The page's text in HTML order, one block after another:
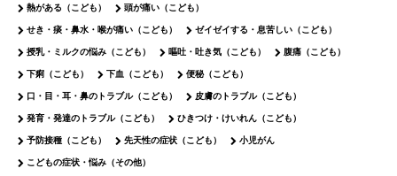
熱がある（こども） 頭が痛い（こども）
せき・痰・鼻水・喉が痛い（こども） ゼイゼイする・息苦しい（こども）
授乳・ミルクの悩み（こども） 嘔吐・吐き気（こども） 腹痛（こども）
下痢（こども） 下血（こども） 便秘（こども）
口・目・耳・鼻のトラブル（こども） 皮膚のトラブル（こども）
発育・発達のトラブル（こども） ひきつけ・けいれん（こども）
予防接種（こども） 先天性の症状（こども） 小児がん
こどもの症状・悩み（その他）